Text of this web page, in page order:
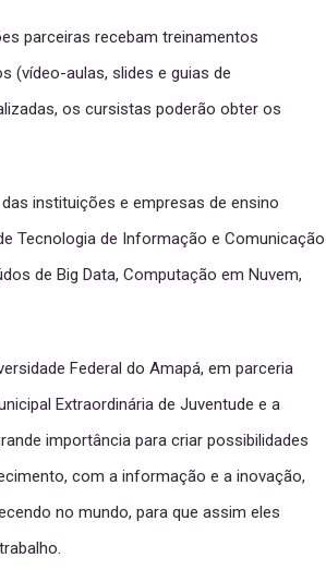
parceiras recebam treinamentos
(vídeo-aulas, slides e guias de
os cursistas poderão obter os
instituições e empresas de ensino
Tecnologia de Informação e Comunicação
de Big Data, Computação em Nuvem,
Federal do Amapá, em parceria
Extraordinária de Juventude e a
importância para criar possibilidades
com a informação e a inovação,
no mundo, para que assim eles